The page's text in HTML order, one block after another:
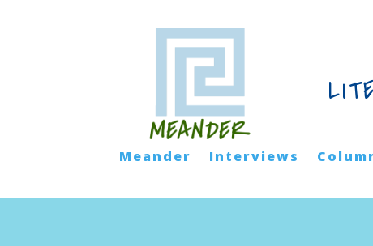
Meander Interviews